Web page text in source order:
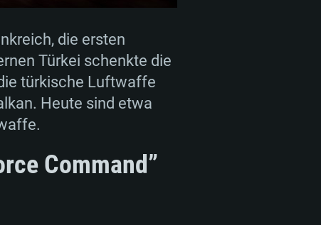
die ersten
Türkei schenkte die
türkische Luftwaffe
Heute sind etwa
Command”